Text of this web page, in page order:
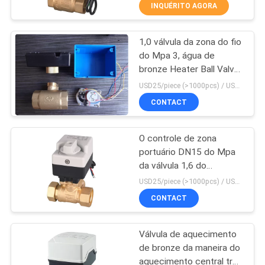
CONTROLE
DA
QUALIDADE
CONTACTE-
NOS
NOTÍCIA
CITAÇÕES
Válvula motorizada
da zona
Válvula de bola de
aquecimento
18
INQUÉRITO AGORA
1,0 válvula da zona do fio
do Mpa 3, água de
bronze Heater Ball Valve
DN15 DN40
CONTACT
O controle de zona
portuário DN15 do Mpa
da válvula 1,6 do
aquecimento central 2
da caldeira motorizou
USD25/piece (>1000pcs) / USD26.5 (50-1000 pcs) MOQ:50 partes
CONTACT
Válvula de aquecimento
de bronze da maneira do
aquecimento central três